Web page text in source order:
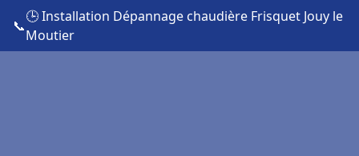
📞
🕒 Installation Dépannage chaudière Frisquet Jouy le
Moutier